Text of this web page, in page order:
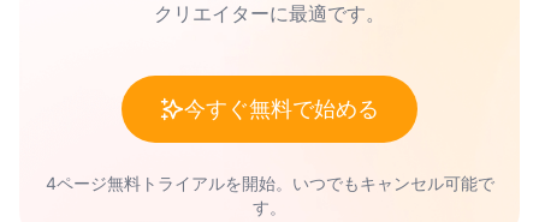
クリエイターに最適です。
今すぐ無料で始める
4ページ無料トライアルを開始。いつでもキャンセル可能で
す。